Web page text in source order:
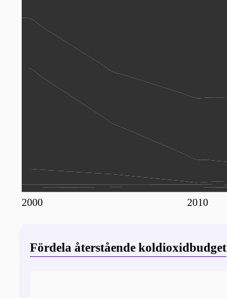
2000 2010
Fördela återstående koldioxidbudget